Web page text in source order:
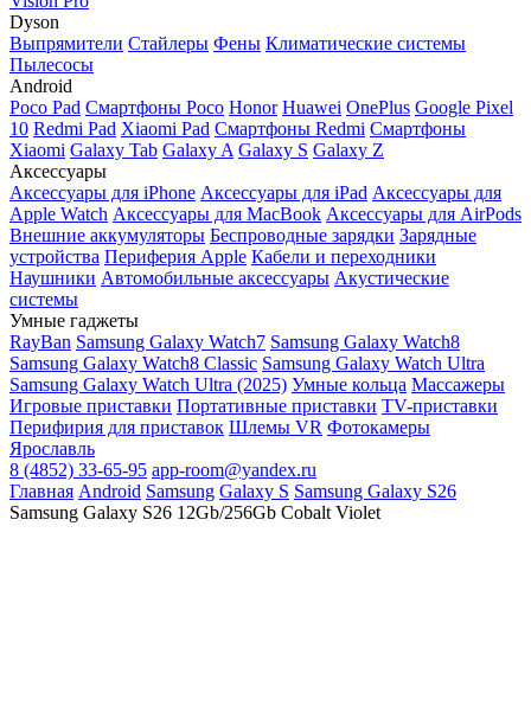
Dyson
Выпрямители Стайлеры Фены Климатические системы
Пылесосы
Android
Poco Pad Смартфоны Poco Honor Huawei OnePlus Google Pixel
10 Redmi Pad Xiaomi Pad Смартфоны Redmi Смартфоны
Xiaomi Galaxy Tab Galaxy A Galaxy S Galaxy Z
Аксессуары
Аксессуары для iPhone Аксессуары для iPad Аксессуары для
Apple Watch Аксессуары для MacBook Аксессуары для AirPods
Внешние аккумуляторы Беспроводные зарядки Зарядные
устройства Периферия Apple Кабели и переходники
Наушники Автомобильные аксессуары Акустические
системы
Умные гаджеты
RayBan Samsung Galaxy Watch7 Samsung Galaxy Watch8
Samsung Galaxy Watch8 Classic Samsung Galaxy Watch Ultra
Samsung Galaxy Watch Ultra (2025) Умные кольца Массажеры
Игровые приставки Портативные приставки TV-приставки
Перифирия для приставок Шлемы VR Фотокамеры
Ярославль
8 (4852) 33-65-95 app-room@yandex.ru
Главная Android Samsung Galaxy S Samsung Galaxy S26
Samsung Galaxy S26 12Gb/256Gb Cobalt Violet